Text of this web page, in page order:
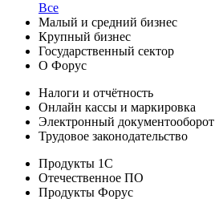
Все
Малый и средний бизнес
Крупный бизнес
Государственный сектор
О Форус
Налоги и отчётность
Онлайн кассы и маркировка
Электронный документооборот
Трудовое законодательство
Продукты 1С
Отечественное ПО
Продукты Форус